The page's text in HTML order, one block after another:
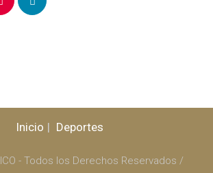
Inicio Deportes
- Todos los Derechos Reservados /